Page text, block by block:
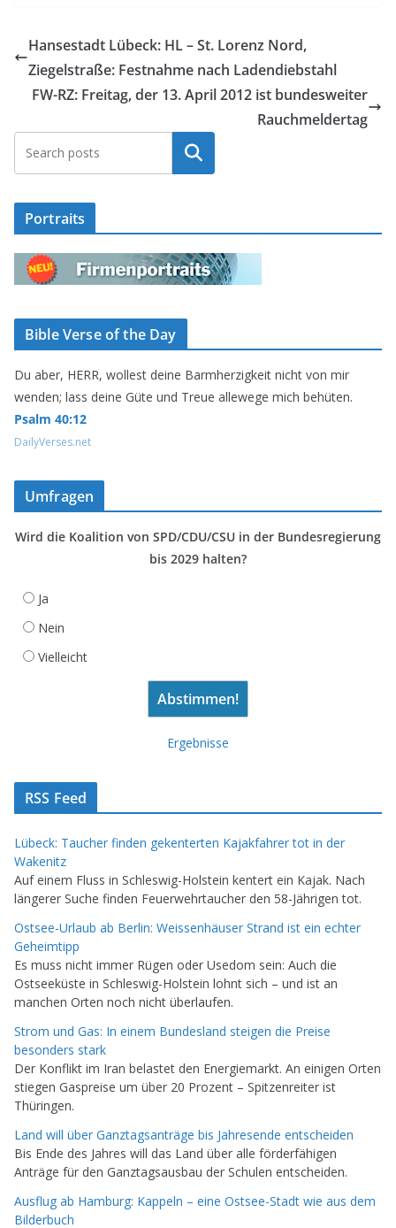
Hansestadt Lübeck: HL – St. Lorenz Nord,
Ziegelstraße: Festnahme nach Ladendiebstahl
FW-RZ: Freitag, der 13. April 2012 ist bundesweiter
Rauchmeldertag
Suchen
Portraits
Bible Verse of the Day
Du aber, HERR, wollest deine Barmherzigkeit nicht von mir
wenden; lass deine Güte und Treue allewege mich behüten.
Psalm 40:12
DailyVerses.net
Umfragen
Wird die Koalition von SPD/CDU/CSU in der Bundesregierung
bis 2029 halten?
Ja
Nein
Vielleicht
Ergebnisse
RSS Feed
Lübeck: Taucher finden gekenterten Kajakfahrer tot in der
Wakenitz
Auf einem Fluss in Schleswig-Holstein kentert ein Kajak. Nach
längerer Suche finden Feuerwehrtaucher den 58-Jährigen tot.
Ostsee-Urlaub ab Berlin: Weissenhäuser Strand ist ein echter
Geheimtipp
Es muss nicht immer Rügen oder Usedom sein: Auch die
Ostseeküste in Schleswig-Holstein lohnt sich – und ist an
manchen Orten noch nicht überlaufen.
Strom und Gas: In einem Bundesland steigen die Preise
besonders stark
Der Konflikt im Iran belastet den Energiemarkt. An einigen Orten
stiegen Gaspreise um über 20 Prozent – Spitzenreiter ist
Thüringen.
Land will über Ganztagsanträge bis Jahresende entscheiden
Bis Ende des Jahres will das Land über alle förderfähigen
Anträge für den Ganztagsausbau der Schulen entscheiden.
Ausflug ab Hamburg: Kappeln – eine Ostsee-Stadt wie aus dem
Bilderbuch